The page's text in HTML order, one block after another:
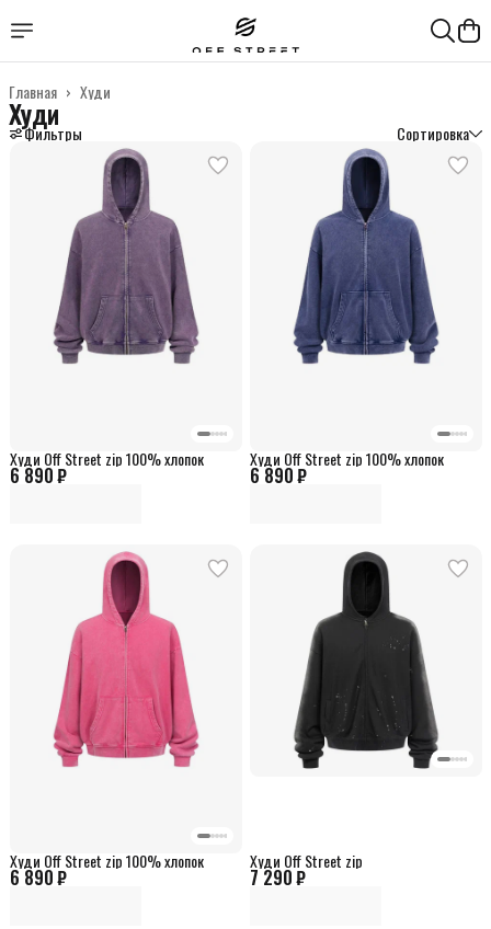
Худи
Главная ›
Худи
Фильтры Сортировка
6 890 ₽
Худи Off Street zip 100% хлопок
6 890 ₽
Худи Off Street zip 100% хлопок
6 890 ₽
Худи Off Street zip 100% хлопок
7 290 ₽
Худи Off Street zip